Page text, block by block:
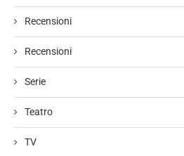
Recensioni
Recensioni
Serie
Teatro
TV